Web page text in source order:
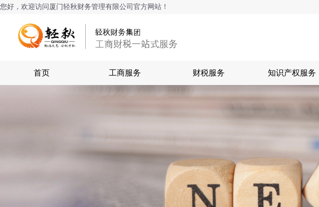
您好，欢迎访问厦门轻秋财务管理有限公司官方网站！
首页 工商服务 财税服务 知识产权服务